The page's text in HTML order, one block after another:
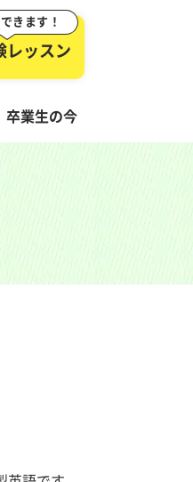
きます！
レッスン
卒業生の今